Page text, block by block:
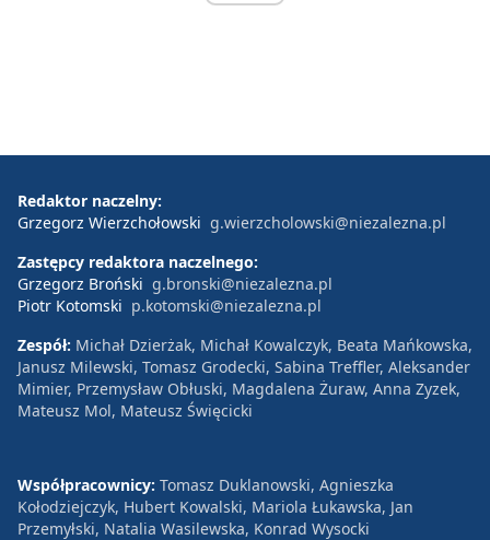
Redaktor naczelny:
Grzegorz Wierzchołowski g.wierzcholowski@niezalezna.pl
Zastępcy redaktora naczelnego:
Grzegorz Broński g.bronski@niezalezna.pl
Piotr Kotomski p.kotomski@niezalezna.pl
Zespół: Michał Dzierżak, Michał Kowalczyk, Beata Mańkowska,
Janusz Milewski, Tomasz Grodecki, Sabina Treffler, Aleksander
Mimier, Przemysław Obłuski, Magdalena Żuraw, Anna Zyzek,
Mateusz Mol, Mateusz Święcicki
Współpracownicy: Tomasz Duklanowski, Agnieszka
Kołodziejczyk, Hubert Kowalski, Mariola Łukawska, Jan
Przemyłski, Natalia Wasilewska, Konrad Wysocki